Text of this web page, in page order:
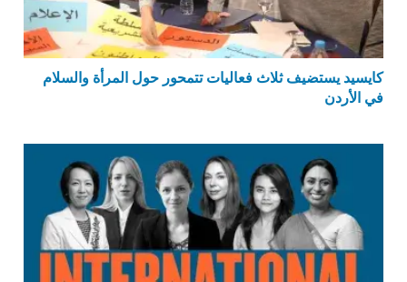
كايسيد يستضيف ثلاث فعاليات تتمحور حول المرأة والسلام
في الأردن